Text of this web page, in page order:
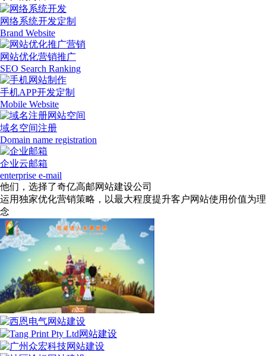
网络系统开发定制
Brand Website
网站优化营销推广
SEO Search Ranking
手机APP开发定制
Mobile Website
域名空间注册
Domain name registration
企业云邮箱
enterprise e-mail
他们，选择了奇亿高邮网站建设公司
运用独家优化营销策略，以最大程度提升客户网站使用价值为理
念